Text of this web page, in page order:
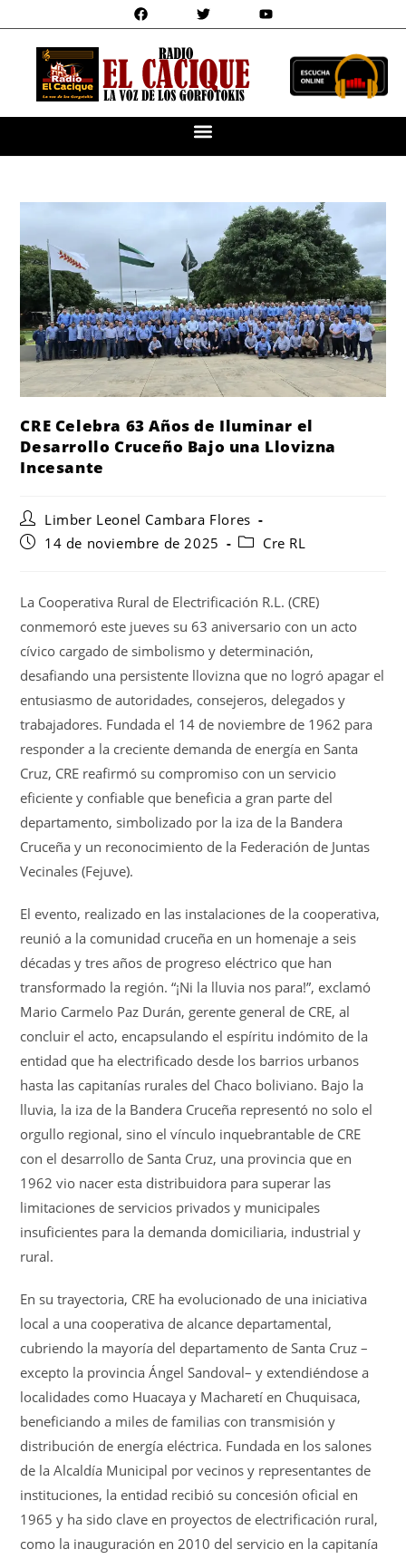
CRE Celebra 63 Años de Iluminar el
Desarrollo Cruceño Bajo una Llovizna
Incesante
Limber Leonel Cambara Flores
14 de noviembre de 2025
Cre RL
La Cooperativa Rural de Electrificación R.L. (CRE)
conmemoró este jueves su 63 aniversario con un acto
cívico cargado de simbolismo y determinación,
desafiando una persistente llovizna que no logró apagar el
entusiasmo de autoridades, consejeros, delegados y
trabajadores. Fundada el 14 de noviembre de 1962 para
responder a la creciente demanda de energía en Santa
Cruz, CRE reafirmó su compromiso con un servicio
eficiente y confiable que beneficia a gran parte del
departamento, simbolizado por la iza de la Bandera
Cruceña y un reconocimiento de la Federación de Juntas
Vecinales (Fejuve).
El evento, realizado en las instalaciones de la cooperativa,
reunió a la comunidad cruceña en un homenaje a seis
décadas y tres años de progreso eléctrico que han
transformado la región. “¡Ni la lluvia nos para!”, exclamó
Mario Carmelo Paz Durán, gerente general de CRE, al
concluir el acto, encapsulando el espíritu indómito de la
entidad que ha electrificado desde los barrios urbanos
hasta las capitanías rurales del Chaco boliviano. Bajo la
lluvia, la iza de la Bandera Cruceña representó no solo el
orgullo regional, sino el vínculo inquebrantable de CRE
con el desarrollo de Santa Cruz, una provincia que en
1962 vio nacer esta distribuidora para superar las
limitaciones de servicios privados y municipales
insuficientes para la demanda domiciliaria, industrial y
rural.
En su trayectoria, CRE ha evolucionado de una iniciativa
local a una cooperativa de alcance departamental,
cubriendo la mayoría del departamento de Santa Cruz –
excepto la provincia Ángel Sandoval– y extendiéndose a
localidades como Huacaya y Macharetí en Chuquisaca,
beneficiando a miles de familias con transmisión y
distribución de energía eléctrica. Fundada en los salones
de la Alcaldía Municipal por vecinos y representantes de
instituciones, la entidad recibió su concesión oficial en
1965 y ha sido clave en proyectos de electrificación rural,
como la inauguración en 2010 del servicio en la capitanía